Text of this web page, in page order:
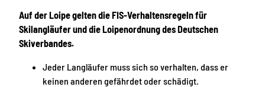
Auf der Loipe gelten die FIS-Verhaltensregeln für
Skilangläufer und die Loipenordnung des Deutschen
Skiverbandes.
Jeder Langläufer muss sich so verhalten, dass er
keinen anderen gefährdet oder schädigt.